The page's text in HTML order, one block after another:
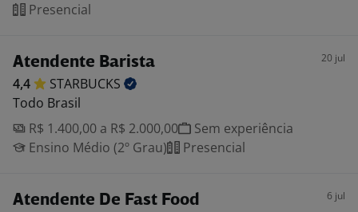
Presencial
Atendente Barista 20 jul
4,4
STARBUCKS
Todo Brasil
R$ 1.400,00 a R$ 2.000,00
Sem experiência
Ensino Médio (2º Grau)
Presencial
Atendente De Fast Food 6 jul